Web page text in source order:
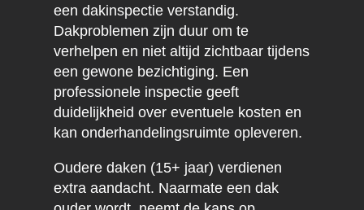
een dakinspectie verstandig.
Dakproblemen zijn duur om te
verhelpen en niet altijd zichtbaar tijdens
een gewone bezichtiging. Een
professionele inspectie geeft
duidelijkheid over eventuele kosten en
kan onderhandelingsruimte opleveren.
Oudere daken (15+ jaar) verdienen
extra aandacht. Naarmate een dak